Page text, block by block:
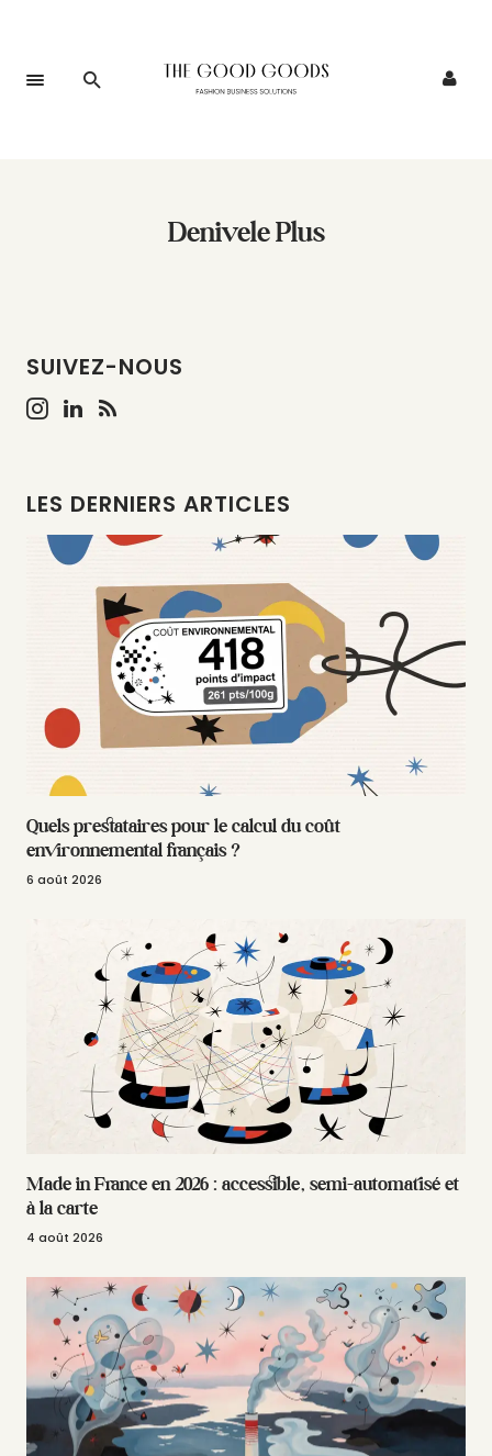
Denivele Plus
SUIVEZ-NOUS
LES DERNIERS ARTICLES
Quels prestataires pour le calcul du coût
environnemental français ?
6 août 2026
Made in France en 2026 : accessible, semi-automatisé et
à la carte
4 août 2026